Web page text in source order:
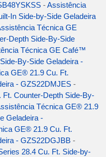
-Assistência
In Side-by-Side Geladeira
Técnica GE
Depth Side-By-Side
Técnica GE Café™
By-Side Geladeira -
GE® 21.9 Cu. Ft.
- GZS22DMJES -
Counter-Depth Side-By-
Técnica GE® 21.9
Geladeira -
GE® 21.9 Cu. Ft.
- GZS22DGJBB -
28.4 Cu. Ft. Side-by-